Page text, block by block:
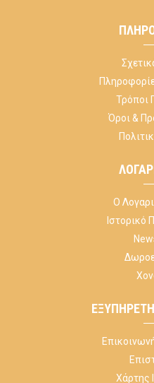
Τρόποι
Όροι &
Ο
Ιστορικό
Χάρτης